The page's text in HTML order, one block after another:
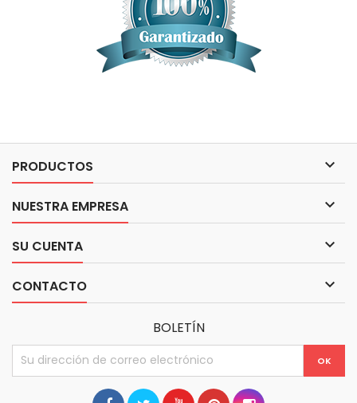
PRODUCTOS 
NUESTRA EMPRESA 
SU CUENTA 
CONTACTO 
BOLETÍN